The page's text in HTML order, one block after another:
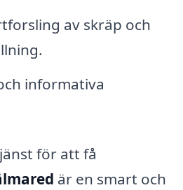
av skräp och
informativa
för att få
är en smart och